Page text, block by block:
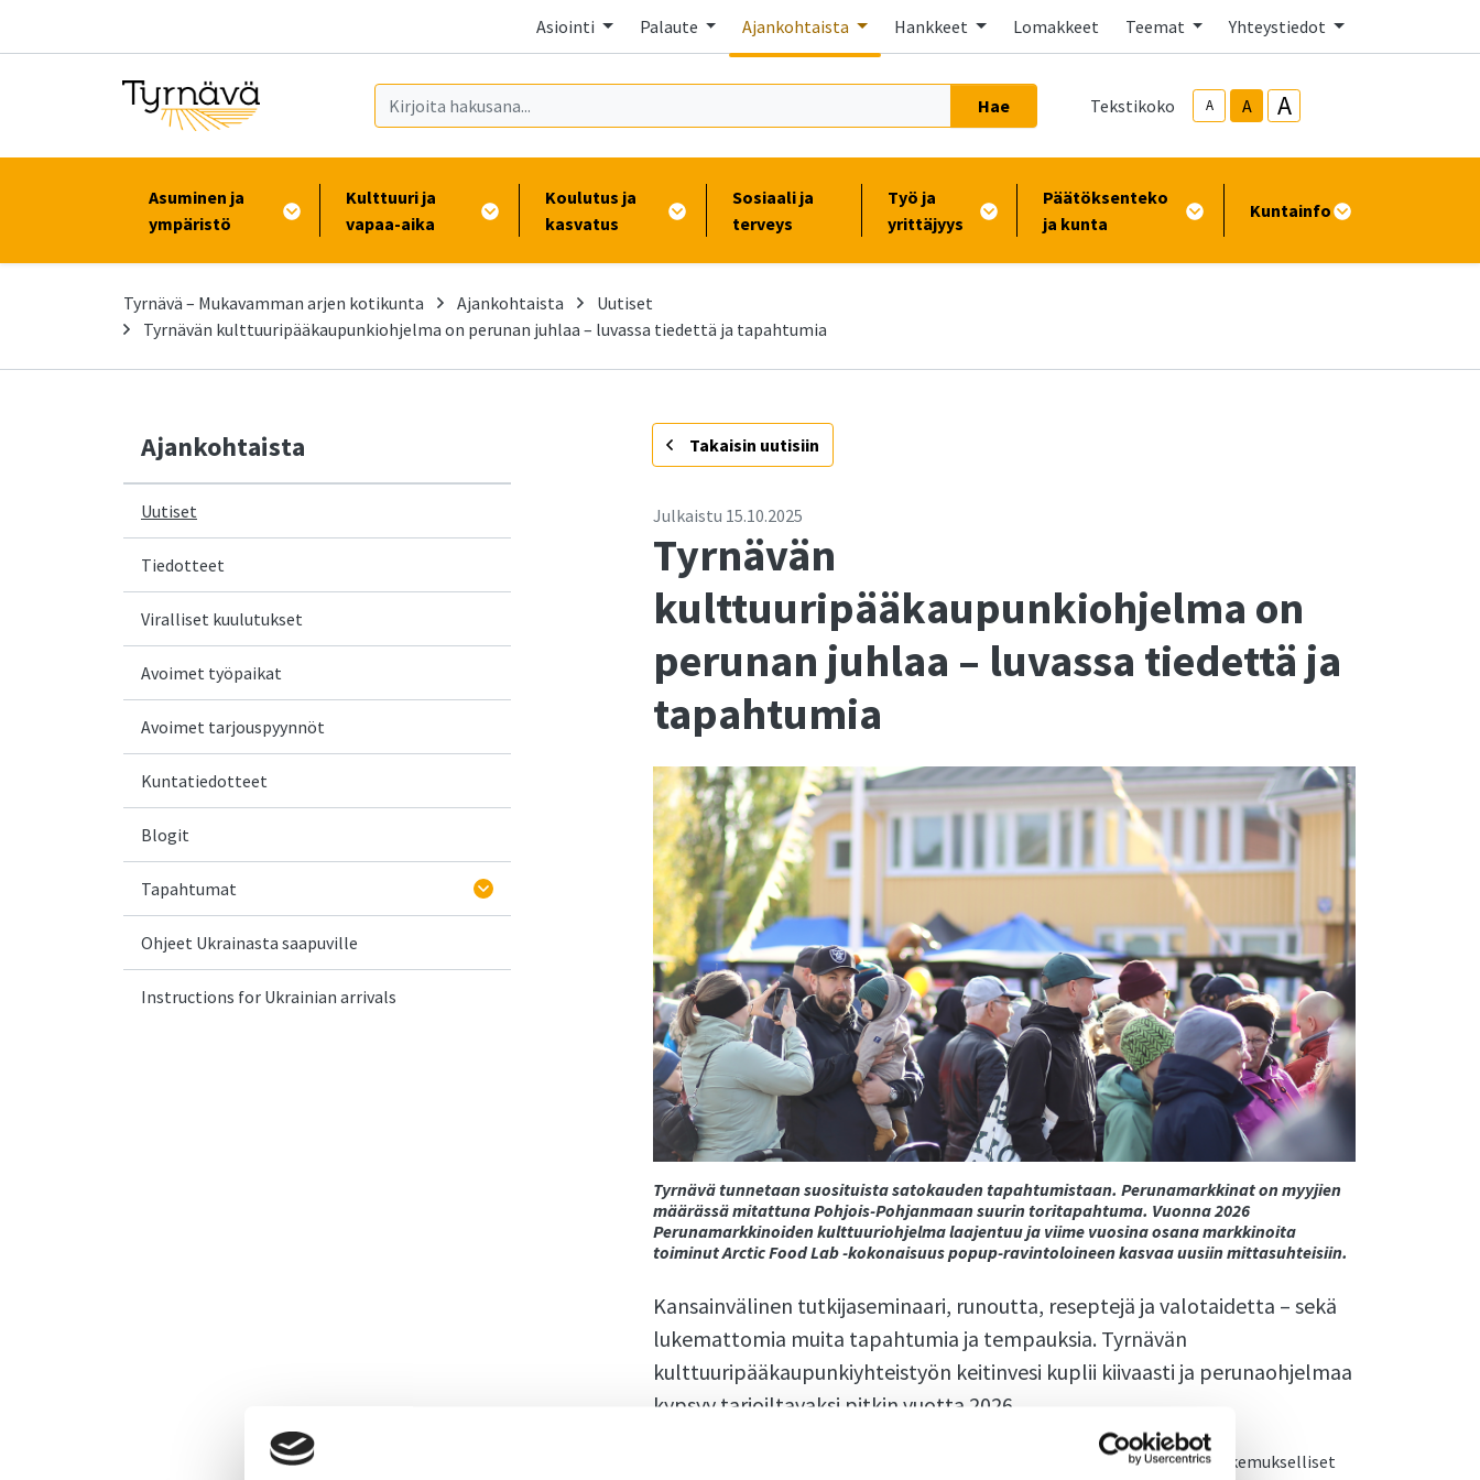
Asiointi Palaute Ajankohtaista Hankkeet Lomakkeet Teemat Yhteystiedot
Hae Tekstikoko A A A
Asuminen ja
ympäristö
Kulttuuri ja
vapaa-aika
Koulutus ja
kasvatus
Sosiaali ja
terveys
Työ ja
yrittäjyys
Päätöksenteko
ja kunta
Kuntainfo
Tyrnävä – Mukavamman arjen kotikunta Ajankohtaista
Uutiset
Tyrnävän kulttuuripääkaupunkiohjelma on perunan juhlaa – luvassa tiedettä ja tapahtumia
Ajankohtaista
Uutiset
Tiedotteet
Viralliset kuulutukset
Avoimet työpaikat
Avoimet tarjouspyynnöt
Kuntatiedotteet
Blogit
Tapahtumat
Ohjeet Ukrainasta saapuville
Instructions for Ukrainian arrivals
- Takaisin uutisiin
Julkaistu 15.10.2025
Tyrnävän
kulttuuripääkaupunkiohjelma on
perunan juhlaa – luvassa tiedettä ja
tapahtumia
Tyrnävä tunnetaan suosituista satokauden tapahtumistaan. Perunamarkkinat on myyjien
määrässä mitattuna Pohjois-Pohjanmaan suurin toritapahtuma. Vuonna 2026
Perunamarkkinoiden kulttuuriohjelma laajentuu ja viime vuosina osana markkinoita
toiminut Arctic Food Lab -kokonaisuus popup-ravintoloineen kasvaa uusiin mittasuhteisiin.
Kansainvälinen tutkijaseminaari, runoutta, reseptejä ja valotaidetta – sekä
lukemattomia muita tapahtumia ja tempauksia. Tyrnävän
kulttuuripääkaupunkiyhteistyön keitinvesi kuplii kiivaasti ja perunaohjelmaa
kypsyy tarjoiltavaksi pitkin vuotta 2026.
Tiede ja teknologia kohtaavat uusilla tavoilla viljelyskulttuurin, taiteen ja kokemukselliset